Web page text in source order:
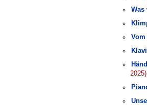
Was
2025)